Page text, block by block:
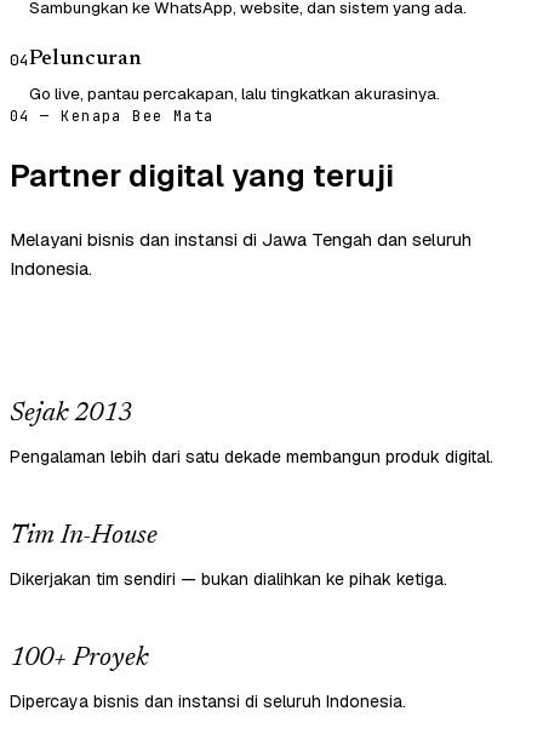
Sambungkan ke WhatsApp, website, dan sistem yang ada.
04Peluncuran
Go live, pantau percakapan, lalu tingkatkan akurasinya.
04 — Kenapa Bee Mata
Partner digital yang teruji
Melayani bisnis dan instansi di Jawa Tengah dan seluruh
Indonesia.
Sejak 2013
Pengalaman lebih dari satu dekade membangun produk digital.
Tim In-House
Dikerjakan tim sendiri — bukan dialihkan ke pihak ketiga.
100+ Proyek
Dipercaya bisnis dan instansi di seluruh Indonesia.